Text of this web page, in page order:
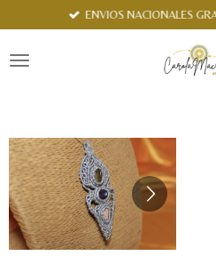
al
principal
ENVIOS NACIONALES